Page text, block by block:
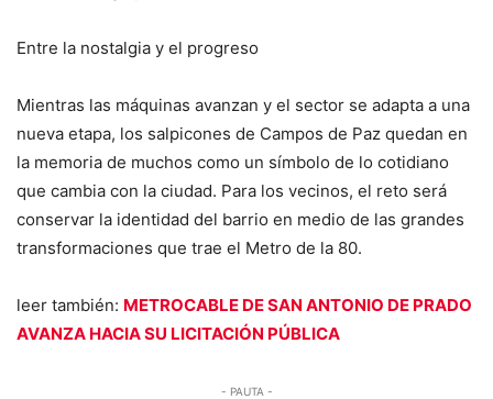
Entre la nostalgia y el progreso
Mientras las máquinas avanzan y el sector se adapta a una
nueva etapa, los salpicones de Campos de Paz quedan en
la memoria de muchos como un símbolo de lo cotidiano
que cambia con la ciudad. Para los vecinos, el reto será
conservar la identidad del barrio en medio de las grandes
transformaciones que trae el Metro de la 80.
leer también: METROCABLE DE SAN ANTONIO DE PRADO
AVANZA HACIA SU LICITACIÓN PÚBLICA
- PAUTA -